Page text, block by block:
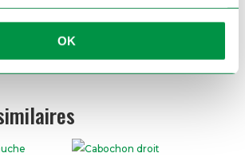
OK
votre rampe de feux
1 mètreet sécurisez vos trajets avec